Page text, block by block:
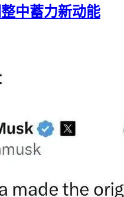
中蓄力新动能